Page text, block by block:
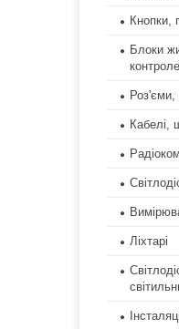
Кнопки,
Блоки
Роз'єми,
Кабелі,
Ліхтарі